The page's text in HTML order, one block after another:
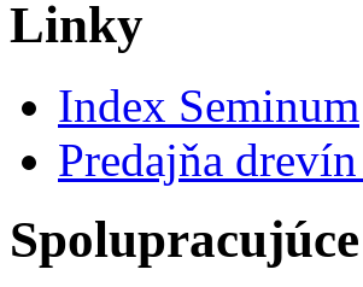
Linky
Index Seminum
Predajňa